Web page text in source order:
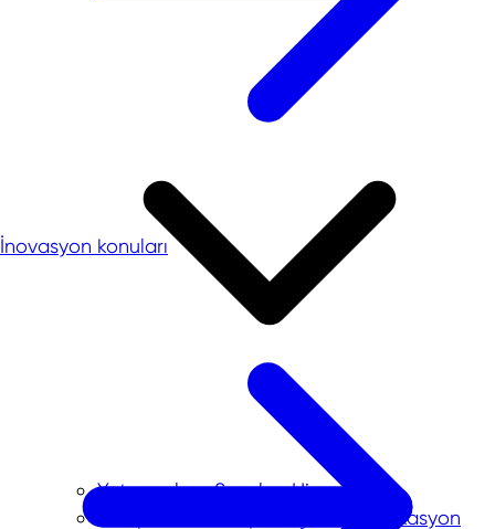
Yatırımcılara Sunulan Hizmetler
Avrupa'da Startup'lar için en iyi lokasyon
İnovasyon konuları